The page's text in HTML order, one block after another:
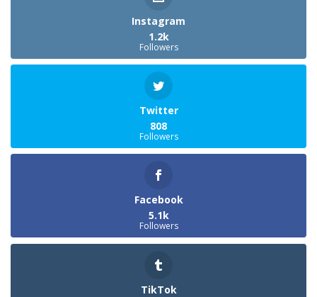
Instagram
1.2k
Followers
Twitter
808
Followers
Facebook
5.1k
Followers
TikTok